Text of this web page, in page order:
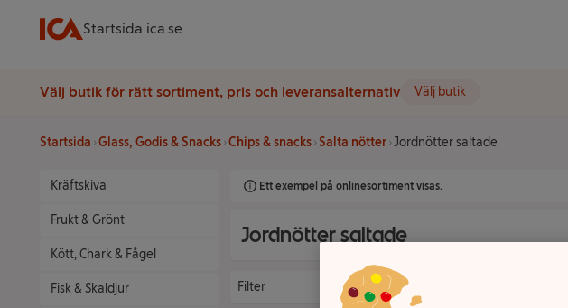
Startsida ica.se
Välj butik för rätt sortiment, pris och leveransalternativ Välj butik
Startsida Glass, Godis & Snacks Chips & snacks Salta nötter Jordnötter saltade
Kräftskiva
Frukt & Grönt
Kött, Chark & Fågel
Fisk & Skaldjur
Ett exempel på onlinesortiment visas.
Jordnötter saltade
Filter